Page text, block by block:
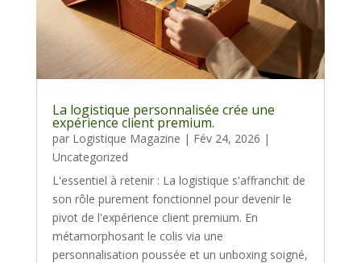
La logistique personnalisée crée une
expérience client premium.
par Logistique Magazine | Fév 24, 2026 |
Uncategorized
L'essentiel à retenir : La logistique s'affranchit de
son rôle purement fonctionnel pour devenir le
pivot de l'expérience client premium. En
métamorphosant le colis via une
personnalisation poussée et un unboxing soigné,